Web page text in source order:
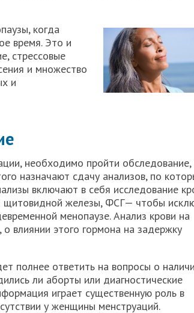
когда
время. Это и
стрессовые
и множество
и
необходимо пройти
назначают сдачу анализов, по
включают в себя исследование
щитовидной железы, ФСГ— чтобы
менопаузе. Анализ крови на
влиянии этого гормона на задержку
полнее ответить на вопросы о
ли аборты или диагностические
играет существенную роль в
у женщины менструаций.